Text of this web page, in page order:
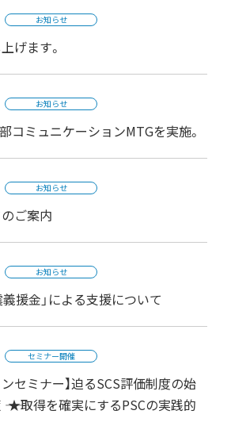
お知らせ
げます。
お知らせ
ミュニケーションMTGを実施。
お知らせ
ご案内
お知らせ
援金」による支援について
セミナー開催
ンセミナー】迫るSCS評価制度の始
★取得を確実にするPSCの実践的